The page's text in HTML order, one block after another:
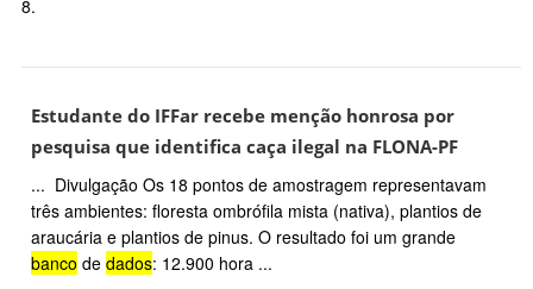
8.
Estudante do IFFar recebe menção honrosa por
pesquisa que identifica caça ilegal na FLONA-PF
... Divulgação Os 18 pontos de amostragem representavam
três ambientes: floresta ombrófila mista (nativa), plantios de
araucária e plantios de pinus. O resultado foi um grande
banco de dados: 12.900 hora ...